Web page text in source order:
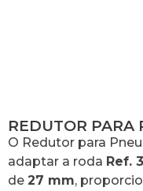
REDUTOR PARA
O Redutor para
adaptar a roda Ref.
de 27 mm,